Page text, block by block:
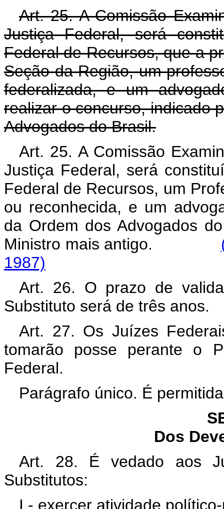
Art. 25. A Comissão
Justiça Federal, será
Federal de Recursos, que a
Seção da Região, um
federalizada, e um
realizar o concurso, indicado
Advogados do Brasil.
Art. 25. A Comissão
Justiça Federal, será
Federal de Recursos, um
ou reconhecida, e um
da Ordem dos Advogados
Ministro mais antigo.
1987)
Art. 26. O prazo de
Substituto será de três anos.
Art. 27. Os Juízes
tomarão posse perante o
Federal.
Parágrafo único. É
Dos
Art. 28. É vedado aos
Substitutos:
I - exercer atividade